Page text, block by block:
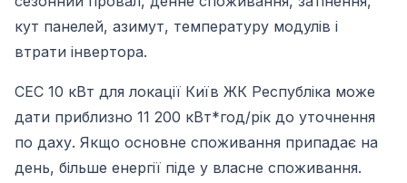
кут панелей, азимут, температуру модулів і
втрати інвертора.
СЕС 10 кВт для локації Київ ЖК Республіка може
дати приблизно 11 200 кВт*год/рік до уточнення
по даху. Якщо основне споживання припадає на
день, більше енергії піде у власне споживання.